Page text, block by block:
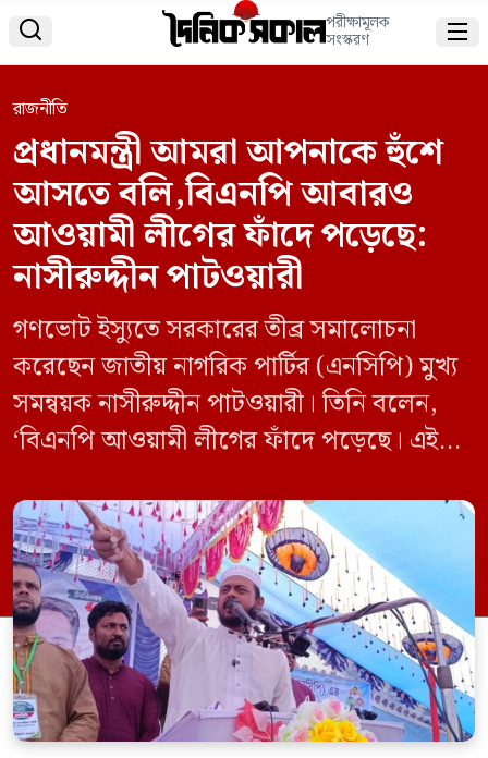
 পরীক্ষামূলক
সংস্করণ 
রাজনীতি
প্রধানমন্ত্রী আমরা আপনাকে হুঁশে
আসতে বলি,বিএনপি আবারও
আওয়ামী লীগের ফাঁদে পড়েছে:
নাসীরুদ্দীন পাটওয়ারী
গণভোট ইস্যুতে সরকারের তীব্র সমালোচনা
করেছেন জাতীয় নাগরিক পার্টির (এনসিপি) মুখ্য
সমন্বয়ক নাসীরুদ্দীন পাটওয়ারী। তিনি বলেন,
‘বিএনপি আওয়ামী লীগের ফাঁদে পড়েছে। এই
শহীদ হয়েছেন, খালেদা জিয়া মৃত্যুর মুখে পতিত
হয়েছেন। প্রধানমন্ত্রী তারেক রহমান আমরা
আপনাকে হুঁশে আসতে বলি।’ শুক্রবার (৫ জুন)
চাঁদপুরের মতলব উত্তর উপজেলার ছেংগারচর
সরকারি মডেল উচ্চ […]